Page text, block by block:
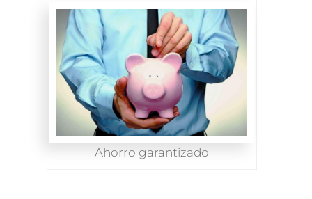
Ahorro garantizado